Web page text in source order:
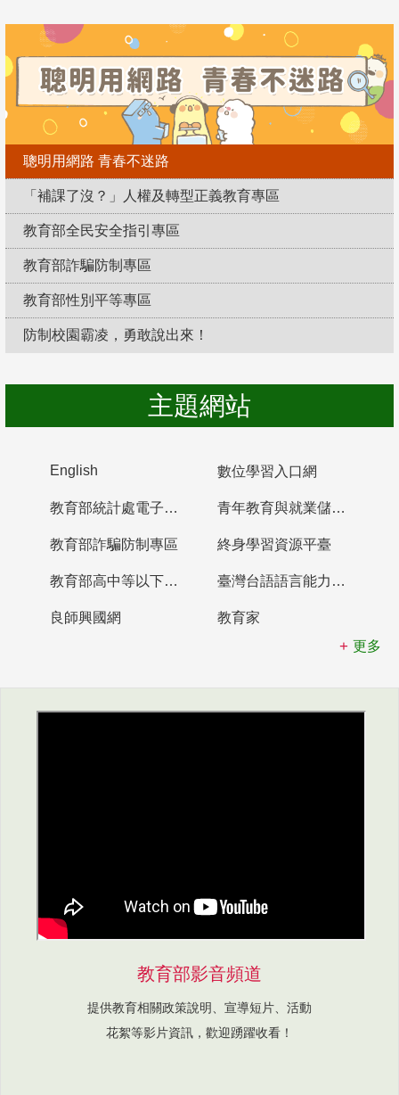
聰明用網路 青春不迷路
「補課了沒？」人權及轉型正義教育專區
教育部全民安全指引專區
教育部詐騙防制專區
教育部性別平等專區
防制校園霸凌，勇敢說出來！
主題網站
English 數位學習入口網
教育部統計處電子書櫃 青年教育與就業儲蓄帳戶
教育部詐騙防制專區 終身學習資源平臺
教育部高中等以下學校及幼兒園教師資格檢定考試 臺灣台語語言能力認證網站
良師興國網
教育家
更多
教育部影音頻道
提供教育相關政策說明、宣導短片、活動
花絮等影片資訊，歡迎踴躍收看！